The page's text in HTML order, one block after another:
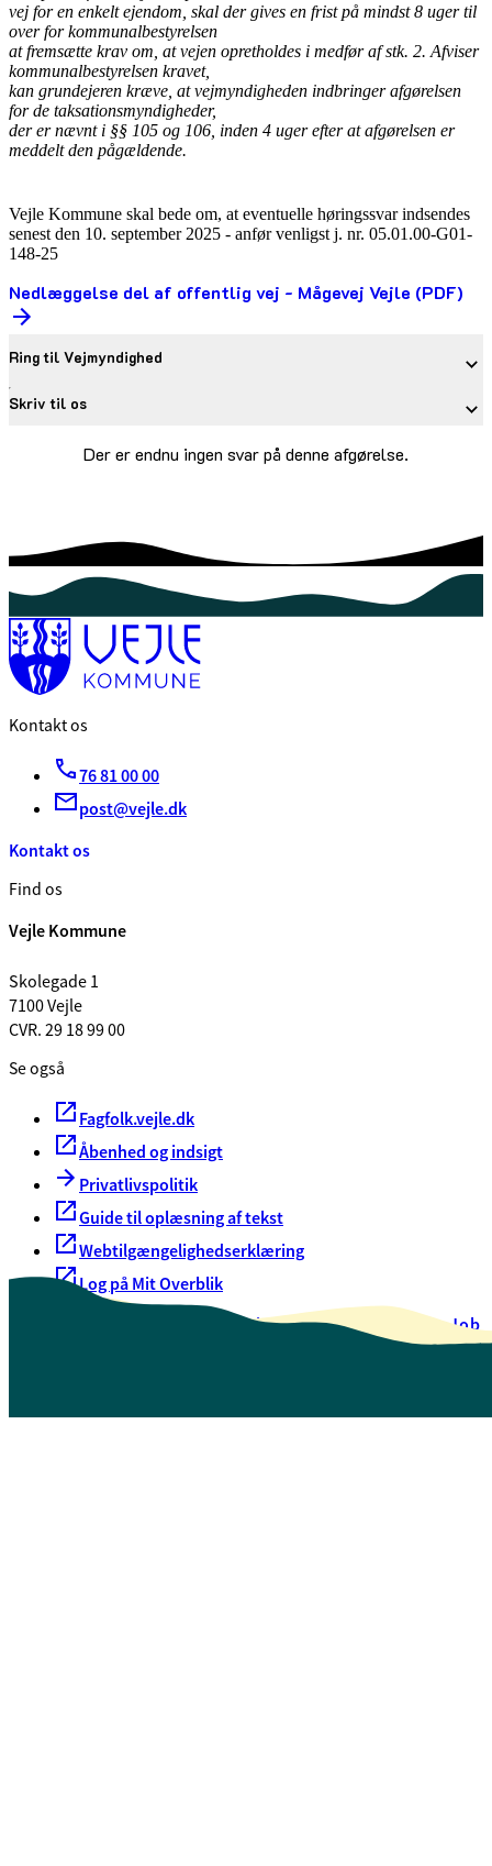
vej for en enkelt ejendom, skal der gives en frist på mindst 8 uger til
over for kommunalbestyrelsen
at fremsætte krav om, at vejen opretholdes i medfør af stk. 2. Afviser
kommunalbestyrelsen kravet,
kan grundejeren kræve, at vejmyndigheden indbringer afgørelsen
for de taksationsmyndigheder,
der er nævnt i §§ 105 og 106, inden 4 uger efter at afgørelsen er
meddelt den pågældende.
Vejle Kommune skal bede om, at eventuelle høringssvar indsendes
senest den 10. september 2025 - anfør venligst j. nr. 05.01.00-G01-
148-25
Nedlæggelse del af offentlig vej - Mågevej Vejle (PDF)
Ring til Vejmyndighed
Skriv til os
Der er endnu ingen svar på denne afgørelse.
Kontakt os
76 81 00 00
post@vejle.dk
Kontakt os
Find os
Vejle Kommune
Skolegade 1
7100 Vejle
CVR. 29 18 99 00
Se også
Fagfolk.vejle.dk
Åbenhed og indsigt
Privatlivspolitik
Guide til oplæsning af tekst
Webtilgængelighedserklæring
Log på Mit Overblik
Oversigt over selvbetjeningJob